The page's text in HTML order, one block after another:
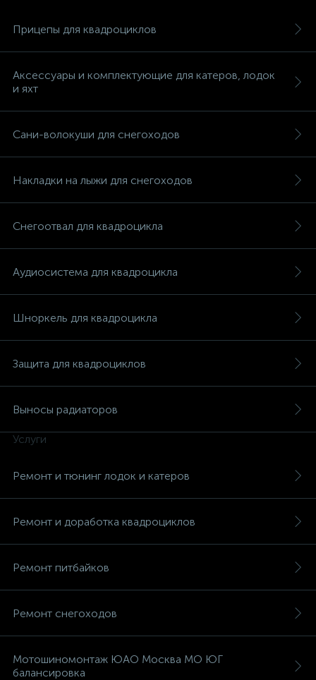
Прицепы для квадроциклов
Аксессуары и комплектующие для катеров, лодок
и яхт
Сани-волокуши для снегоходов
Накладки на лыжи для снегоходов
Снегоотвал для квадроцикла
Аудиосистема для квадроцикла
Шноркель для квадроцикла
Защита для квадроциклов
Выносы радиаторов
Услуги
Ремонт и тюнинг лодок и катеров
Ремонт и доработка квадроциклов
Ремонт питбайков
Ремонт снегоходов
Мотошиномонтаж ЮАО Москва МО ЮГ
балансировка